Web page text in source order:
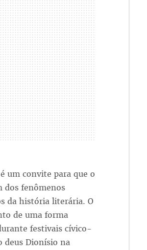
um convite para que o
dos fenômenos
da história literária. O
de uma forma
festivais cívico-
deus Dionísio na